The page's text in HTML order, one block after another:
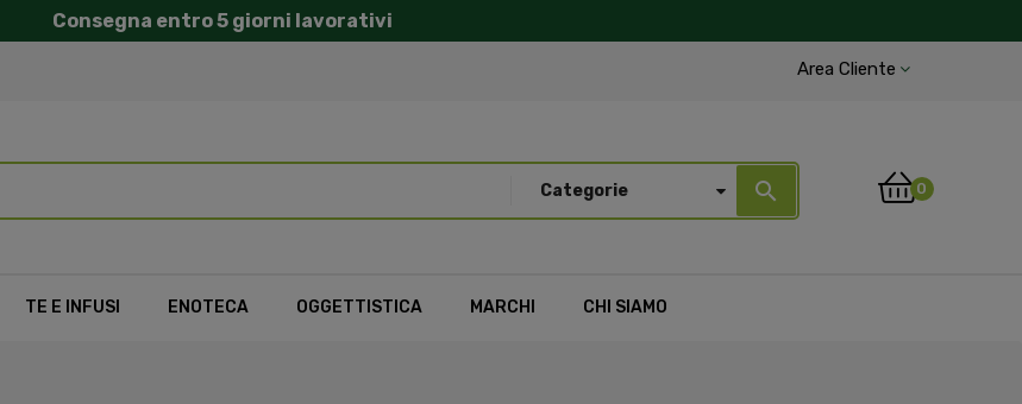
Consegna entro 5 giorni lavorativi
Area Cliente
Categorie search 0
TE E INFUSI ENOTECA OGGETTISTICA MARCHI CHI SIAMO